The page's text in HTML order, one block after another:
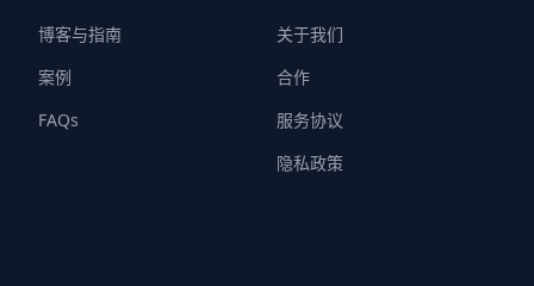
博客与指南
案例
FAQs
关于我们
合作
服务协议
隐私政策